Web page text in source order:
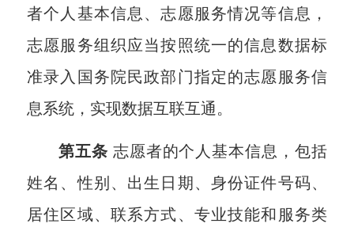
者个人基本信息、志愿服务情况等信息，
志愿服务组织应当按照统一的信息数据标
准录入国务院民政部门指定的志愿服务信
息系统，实现数据互联互通。
第五条 志愿者的个人基本信息，包括
姓名、性别、出生日期、身份证件号码、
居住区域、联系方式、专业技能和服务类